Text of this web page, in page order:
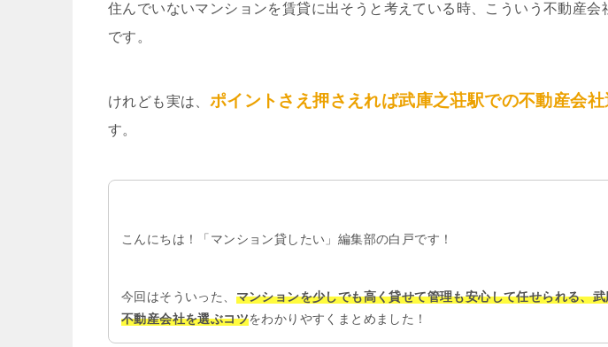
住んでいないマンションを賃貸に出そうと考えている時、こういう不動産会
です。
けれども実は、 ポイントさえ押さえれば武庫之荘駅での不動産会
す。
こんにちは！「マンション貸したい」編集部の白戸です！
今回はそういった、 マンションを少しでも高く貸せて管理も安心して任せられる、
不動産会社を選ぶコツをわかりやすくまとめました！